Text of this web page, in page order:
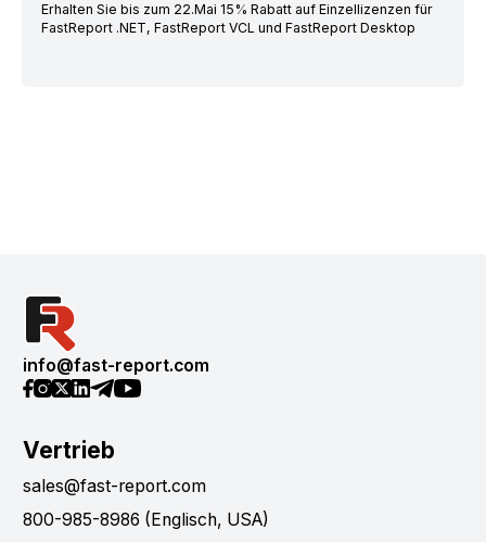
Erhalten Sie bis zum 22.Mai 15% Rabatt auf Einzellizenzen für
FastReport .NET, FastReport VCL und FastReport Desktop
info@fast-report.com
Vertrieb
sales@fast-report.com
800-985-8986 (Englisch, USA)